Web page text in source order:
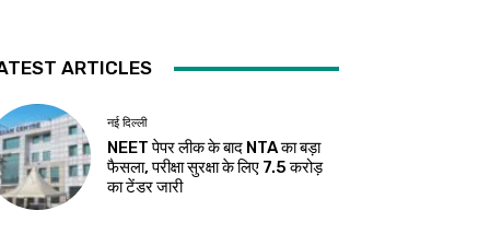
ARTICLES
नई दिल्ली
NEET पेपर लीक के बाद NTA का बड़ा
फैसला, परीक्षा सुरक्षा के लिए ₹7.5 करोड़
का टेंडर जारी